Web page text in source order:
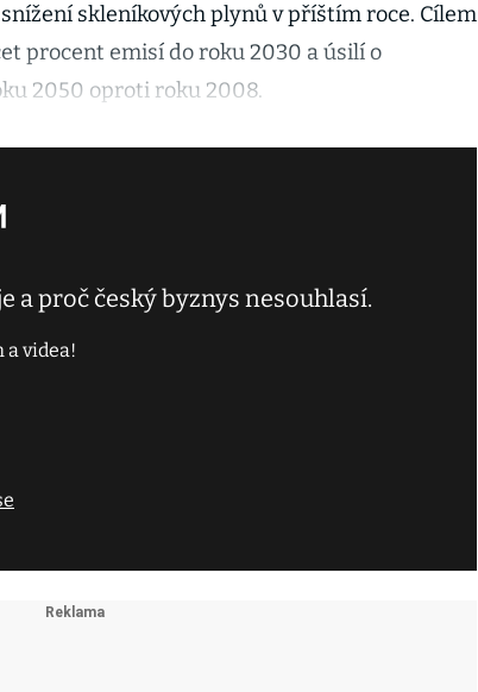
skleníkových plynů v příštím roce. Cílem
procent emisí do roku 2030 a úsilí o
2050 oproti roku 2008.
a proč český byznys nesouhlasí.
a videa!